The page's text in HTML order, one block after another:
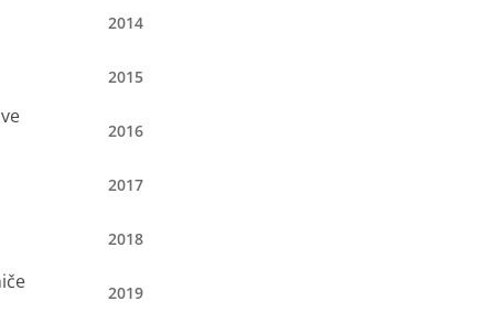
2014
2015
2016
2017
2018
2019